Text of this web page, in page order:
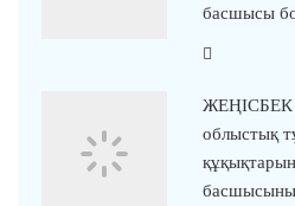
басшысы
облыстық